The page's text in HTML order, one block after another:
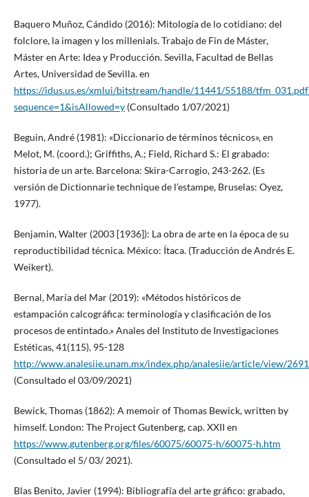
Baquero Muñoz, Cándido (2016): Mitología de lo cotidiano: del
folclore, la imagen y los millenials. Trabajo de Fin de Máster,
Máster en Arte: Idea y Producción. Sevilla, Facultad de Bellas
Artes, Universidad de Sevilla. en
https://idus.us.es/xmlui/bitstream/handle/11441/55188/
sequence=1&isAllowed=y(Consultado 1/07/2021)
Beguin, André (1981): «Diccionario de términos técnicos», en
Melot, M. (coord.); Griffiths, A.; Field, Richard S.: El grabado:
historia de un arte. Barcelona: Skira-Carrogio, 243-262. (Es
versión de Dictionnarie technique de l’estampe, Bruselas: Oyez,
1977).
Benjamin, Walter (2003 [1936]): La obra de arte en la época de su
reproductibilidad técnica. México: Ítaca. (Traducción de Andrés E.
Weikert).
Bernal, María del Mar (2019): «Métodos históricos de
estampación calcográfica: terminología y clasificación de los
procesos de entintado.» Anales del Instituto de Investigaciones
Estéticas, 41(115), 95-128
http://www.analesiie.unam.mx/index.php/analesiie/article/view/2691
(Consultado el 03/09/2021)
Bewick, Thomas (1862): A memoir of Thomas Bewick, written by
himself. London: The Project Gutenberg, cap. XXII en
https://www.gutenberg.org/files/60075/60075-h/60075-h.htm
(Consultado el 5/ 03/ 2021).
Blas Benito, Javier (1994): Bibliografía del arte gráfico: grabado,